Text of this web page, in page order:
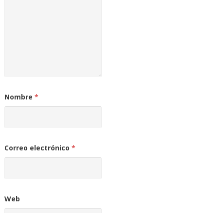
Nombre *
Correo electrónico *
Web